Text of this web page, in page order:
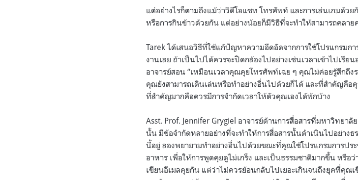
แต่อย่างไรก็ตามถึงแม้ว่าวิดีโอแชท โทรศัพท์ และการเล่นเกมด้ว
หรือการกินข้าวด้วยกัน แต่อย่างน้อยก็มีวิธีที่จะทำให้สามารถคลา
Tarek ได้เสนอวิธีที่ใช้แก้ปัญหาความอึดอัดจากการใช้โปรแกรม
งานเลย ถ้าเป็นไปได้ควรจะปิดกล้องไปอย่างเช่นเวลาเข้าไปเรี
อาจารย์สอน “เหมือนเวลาคุณคุยโทรศัพท์เฉย ๆ คุณไม่ค่อยรู้สึกถึง
คุณยังสามารถเดินเล่นหรือทำอย่างอื่นไปด้วยก็ได้ และที่สำคัญคือ
ที่สำคัญมากคือควรมีการจำกัดเวลาให้ตัวคุณเองได้พักบ้าง
Asst. Prof. Jennifer Grygiel อาจารย์ด้านการสื่อสารที่มหาวิทยาลั
นั้น มีข้อจำกัดหลายอย่างที่จะทำให้การสื่อสารนั้นดำเนินไปอย่างธ
นี้อยู่ ลองพยายามทำอย่างอื่นไปด้วยขณะที่คุณใช้โปรแกรมการปร
อาหาร เพื่อให้การพูดคุยดูไม่เกร็ง และเป็นธรรมชาติมากขึ้น หรือ
เขียนอีเมลคุยกัน แต่ว่าไม่ควรย้อนกลับไปเยอะเกินจนถึงยุคที่คุ